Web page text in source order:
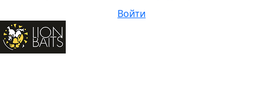
Войти